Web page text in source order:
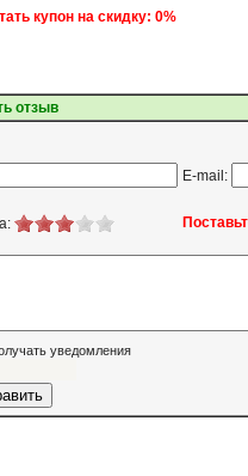
купон на скидку: 0%
отзыв
E-mail:
уведомления